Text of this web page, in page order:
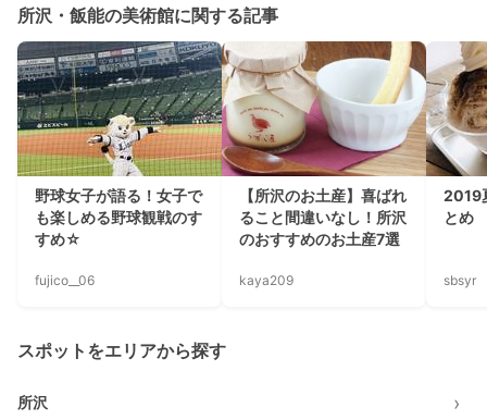
所沢・飯能の美術館に関する記事
野球女子が語る！女子で
も楽しめる野球観戦のす
すめ☆
fujico__06
【所沢のお土産】喜ばれ
ること間違いなし！所沢
のおすすめのお土産7選
kaya209
2019
とめ
sbsyr
スポットをエリアから探す
所沢 ›